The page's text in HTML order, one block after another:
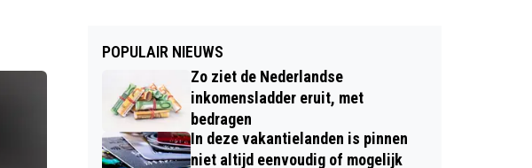
POPULAIR NIEUWS
Zo ziet de Nederlandse
inkomensladder eruit, met
bedragen
In deze vakantielanden is pinnen
niet altijd eenvoudig of mogelijk